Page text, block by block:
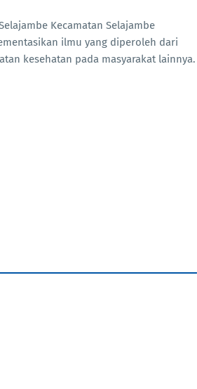
Kecamatan Selajambe
ilmu yang diperoleh dari
kesehatan pada masyarakat lainnya.